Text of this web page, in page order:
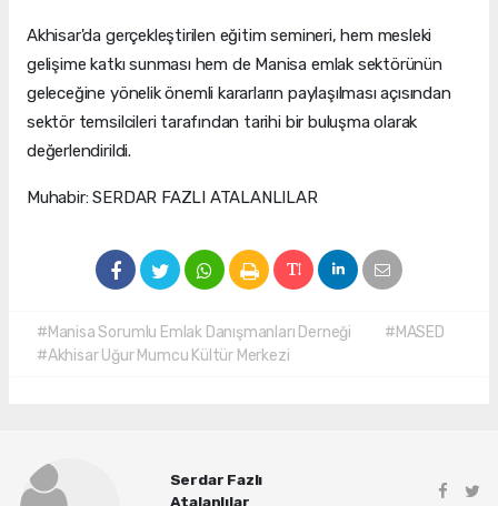
Akhisar'da gerçekleştirilen eğitim semineri, hem mesleki
gelişime katkı sunması hem de Manisa emlak sektörünün
geleceğine yönelik önemli kararların paylaşılması açısından
sektör temsilcileri tarafından tarihi bir buluşma olarak
değerlendirildi.
Muhabir: SERDAR FAZLI ATALANLILAR
#Manisa Sorumlu Emlak Danışmanları Derneği
#MASED
#Akhisar Uğur Mumcu Kültür Merkezi
Serdar Fazlı
Atalanlılar